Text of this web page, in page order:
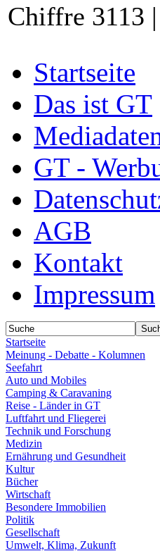
Chiffre 3113
Startseite
Das ist GT
GT -
AGB
Kontakt
Impressum
Startseite
Meinung - Debatte - Kolumnen
Seefahrt
Auto und Mobiles
Camping & Caravaning
Reise - Länder in GT
Luftfahrt und Fliegerei
Technik und Forschung
Medizin
Ernährung und Gesundheit
Kultur
Bücher
Wirtschaft
Besondere Immobilien
Politik
Gesellschaft
Umwelt, Klima, Zukunft